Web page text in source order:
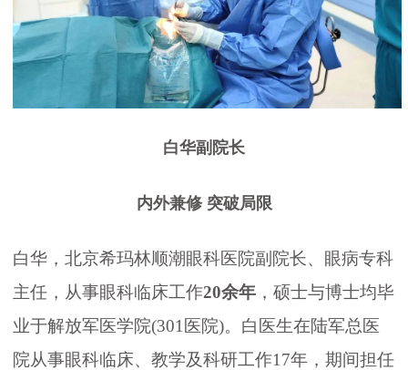
白华副院长
内外兼修 突破局限
白华，北京希玛林顺潮眼科医院副院长、眼病专科
主任，从事眼科临床工作20余年 ，硕士与博士均毕
业于解放军医学院(301医院)。白医生在陆军总医
院从事眼科临床、教学及科研工作17年，期间担任